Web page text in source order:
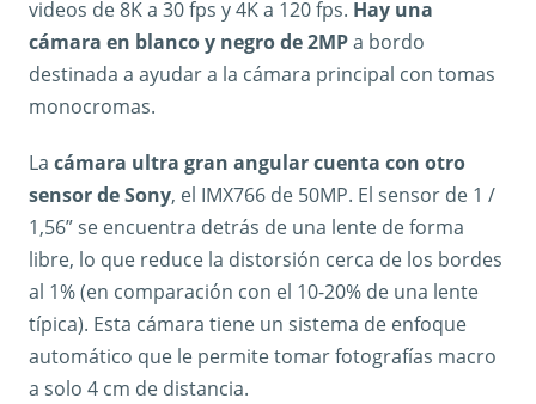
videos de 8K a 30 fps y 4K a 120 fps. Hay una
cámara en blanco y negro de 2MPa bordo
destinada a ayudar a la cámara principal con tomas
monocromas.
La cámara ultra gran angular cuenta con otro
sensor de Sony, el IMX766 de 50MP. El sensor de 1 /
1,56” se encuentra detrás de una lente de forma
libre, lo que reduce la distorsión cerca de los bordes
al 1% (en comparación con el 10-20% de una lente
típica). Esta cámara tiene un sistema de enfoque
automático que le permite tomar fotografías macro
a solo 4 cm de distancia.